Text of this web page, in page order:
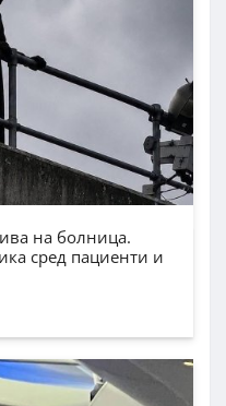
на болница.
сред пациенти и